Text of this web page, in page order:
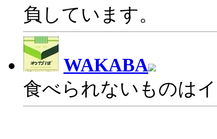
負しています。
WAKABA
食べられないものは